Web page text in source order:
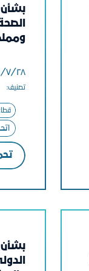
بشأن
٢٨‏/٧‏/٢٠٢٦
تصنيف: